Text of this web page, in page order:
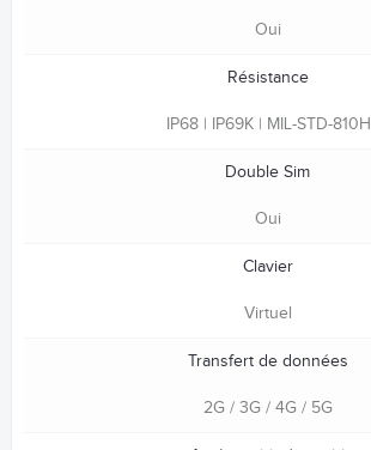
Oui
Résistance
IP68 | IP69K | MIL-STD-810H
Double Sim
Oui
Clavier
Virtuel
Transfert de données
2G / 3G / 4G / 5G